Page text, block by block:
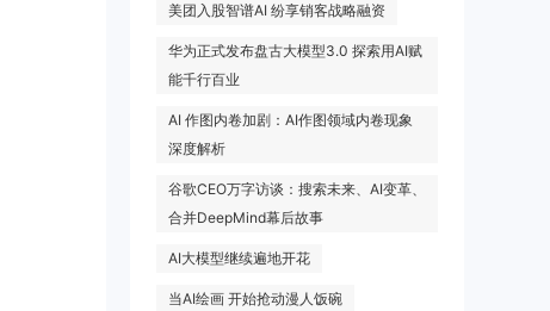
美团入股智谱AI 纷享销客战略融资
华为正式发布盘古大模型3.0 探索用AI赋
能千行百业
AI 作图内卷加剧：AI作图领域内卷现象
深度解析
谷歌CEO万字访谈：搜索未来、AI变革、
合并DeepMind幕后故事
AI大模型继续遍地开花
当AI绘画 开始抢动漫人饭碗